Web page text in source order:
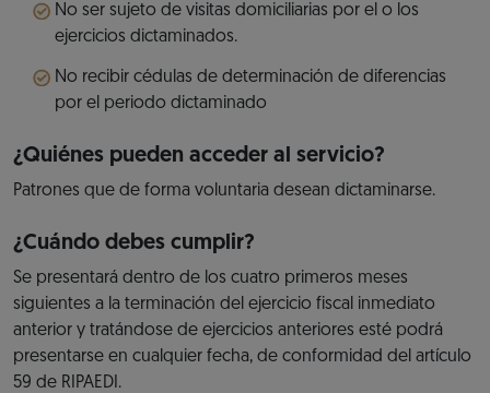
No ser sujeto de visitas domiciliarias por el o los
ejercicios dictaminados.
No recibir cédulas de determinación de diferencias
por el periodo dictaminado
¿Quiénes pueden acceder al servicio?
Patrones que de forma voluntaria desean dictaminarse.
¿Cuándo debes cumplir?
Se presentará dentro de los cuatro primeros meses
siguientes a la terminación del ejercicio fiscal inmediato
anterior y tratándose de ejercicios anteriores esté podrá
presentarse en cualquier fecha, de conformidad del artículo
59 de RIPAEDI.